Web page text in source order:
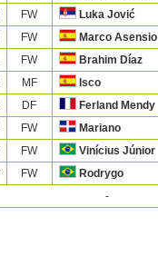
FW
Luka Jović
FW
Marco Asensio
FW
Brahim Díaz
MF
Isco
DF
Ferland Mendy
FW
Mariano
FW
Vinícius Júnior
FW
Rodrygo
-